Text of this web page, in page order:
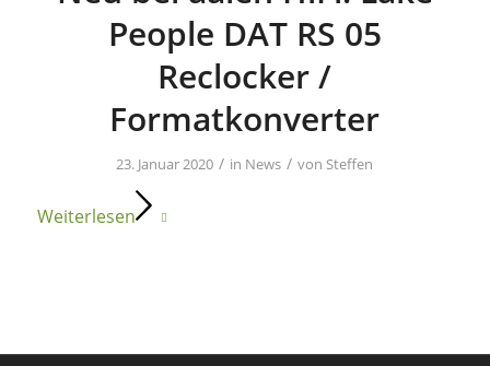
People DAT RS 05
Reclocker /
Formatkonverter
23. Januar 2020 / in News / von Steffen
Weiterlesen